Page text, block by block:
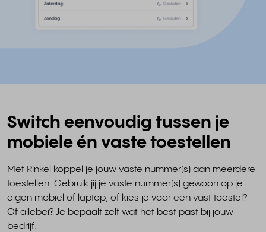
Switch eenvoudig tussen je
mobiele én vaste toestellen
Met Rinkel koppel je jouw vaste nummer(s) aan meerdere
toestellen. Gebruik jij je vaste nummer(s) gewoon op je
eigen mobiel of laptop, of kies je voor een vast toestel?
Of allebei? Je bepaalt zelf wat het best past bij jouw
bedrijf.